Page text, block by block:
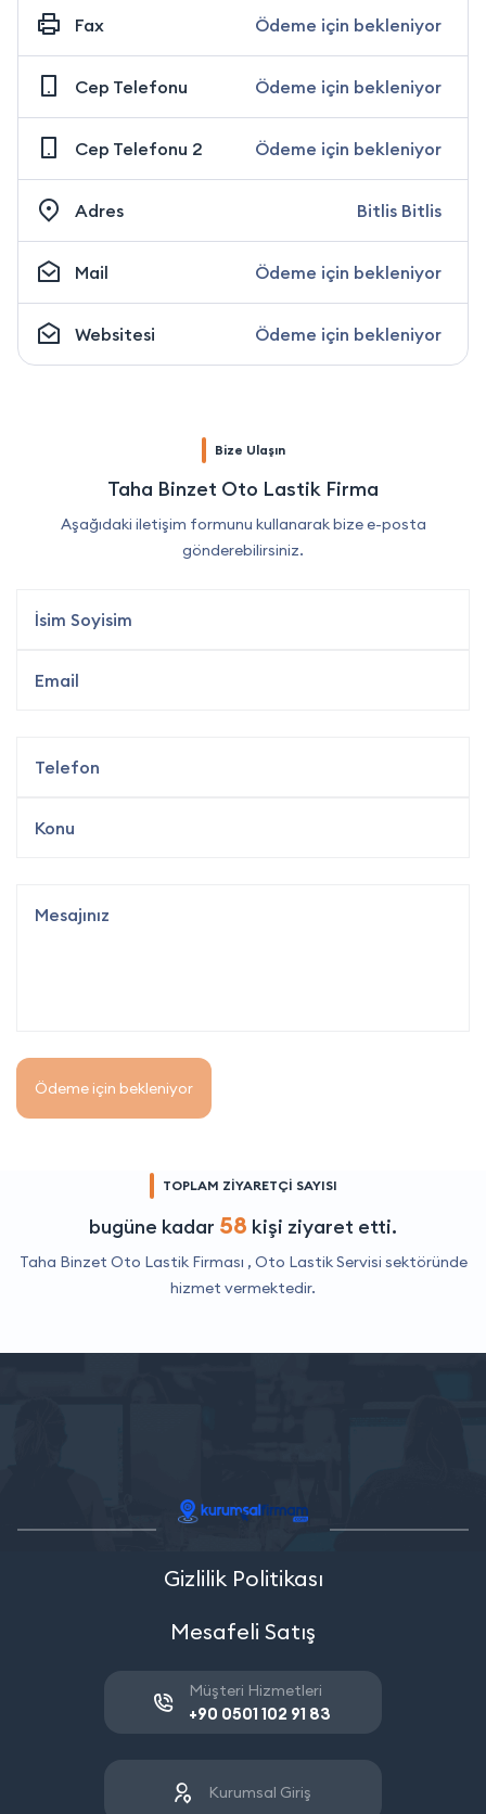
Fax Ödeme için bekleniyor
Cep Telefonu Ödeme için bekleniyor
Cep Telefonu 2 Ödeme için bekleniyor
Adres Bitlis Bitlis
Mail Ödeme için bekleniyor
Websitesi Ödeme için bekleniyor
Bize Ulaşın
Taha Binzet Oto Lastik Firma
Aşağıdaki iletişim formunu kullanarak bize e-posta
gönderebilirsiniz.
Ödeme için bekleniyor
TOPLAM ZİYARETÇİ SAYISI
bugüne kadar 58 kişi ziyaret etti.
Taha Binzet Oto Lastik Firması , Oto Lastik Servisi sektöründe
hizmet vermektedir.
Gizlilik Politikası
Mesafeli Satış
Müşteri Hizmetleri
+90 0501 102 91 83
Kurumsal Giriş